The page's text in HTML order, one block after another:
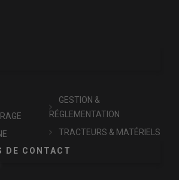
GESTION &
RÉGLEMENTATION
TRACTEURS & MATÉRIELS
DE CONTACT